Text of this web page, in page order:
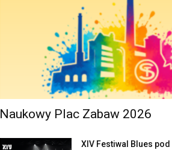
Naukowy Plac Zabaw 2026
XIV Festiwal Blues